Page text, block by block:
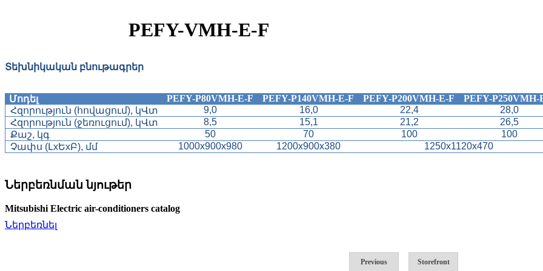
PEFY-VMH-E-F
Տեխնիկական բնութագրեր
Մոդել PEFY-P80VMH-E-F PEFY-P140VMH-E-F PEFY-P200VMH-E-F
PEFY-P250VMH-
Հզորություն (հովացում), կՎտ
9,0 16,0 22,4
28,0
Հզորություն (ջեռուցում), կՎտ
8,5 15,1 21,2
26,5
Քաշ, կգ
50 70 100
100
Չափս (ԼxԵxԲ), մմ
1000x900x980 1200x900x380 1250x1120x470
Ներբեռնման նյութեր
Mitsubishi Electric air-conditioners catalog
Ներբեռնել
Previous Storefront